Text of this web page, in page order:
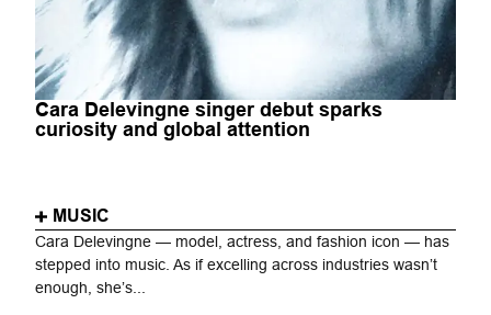
Cara Delevingne singer debut sparks
curiosity and global attention
MUSIC
Cara Delevingne — model, actress, and fashion icon — has
stepped into music. As if excelling across industries wasn’t
enough, she’s...